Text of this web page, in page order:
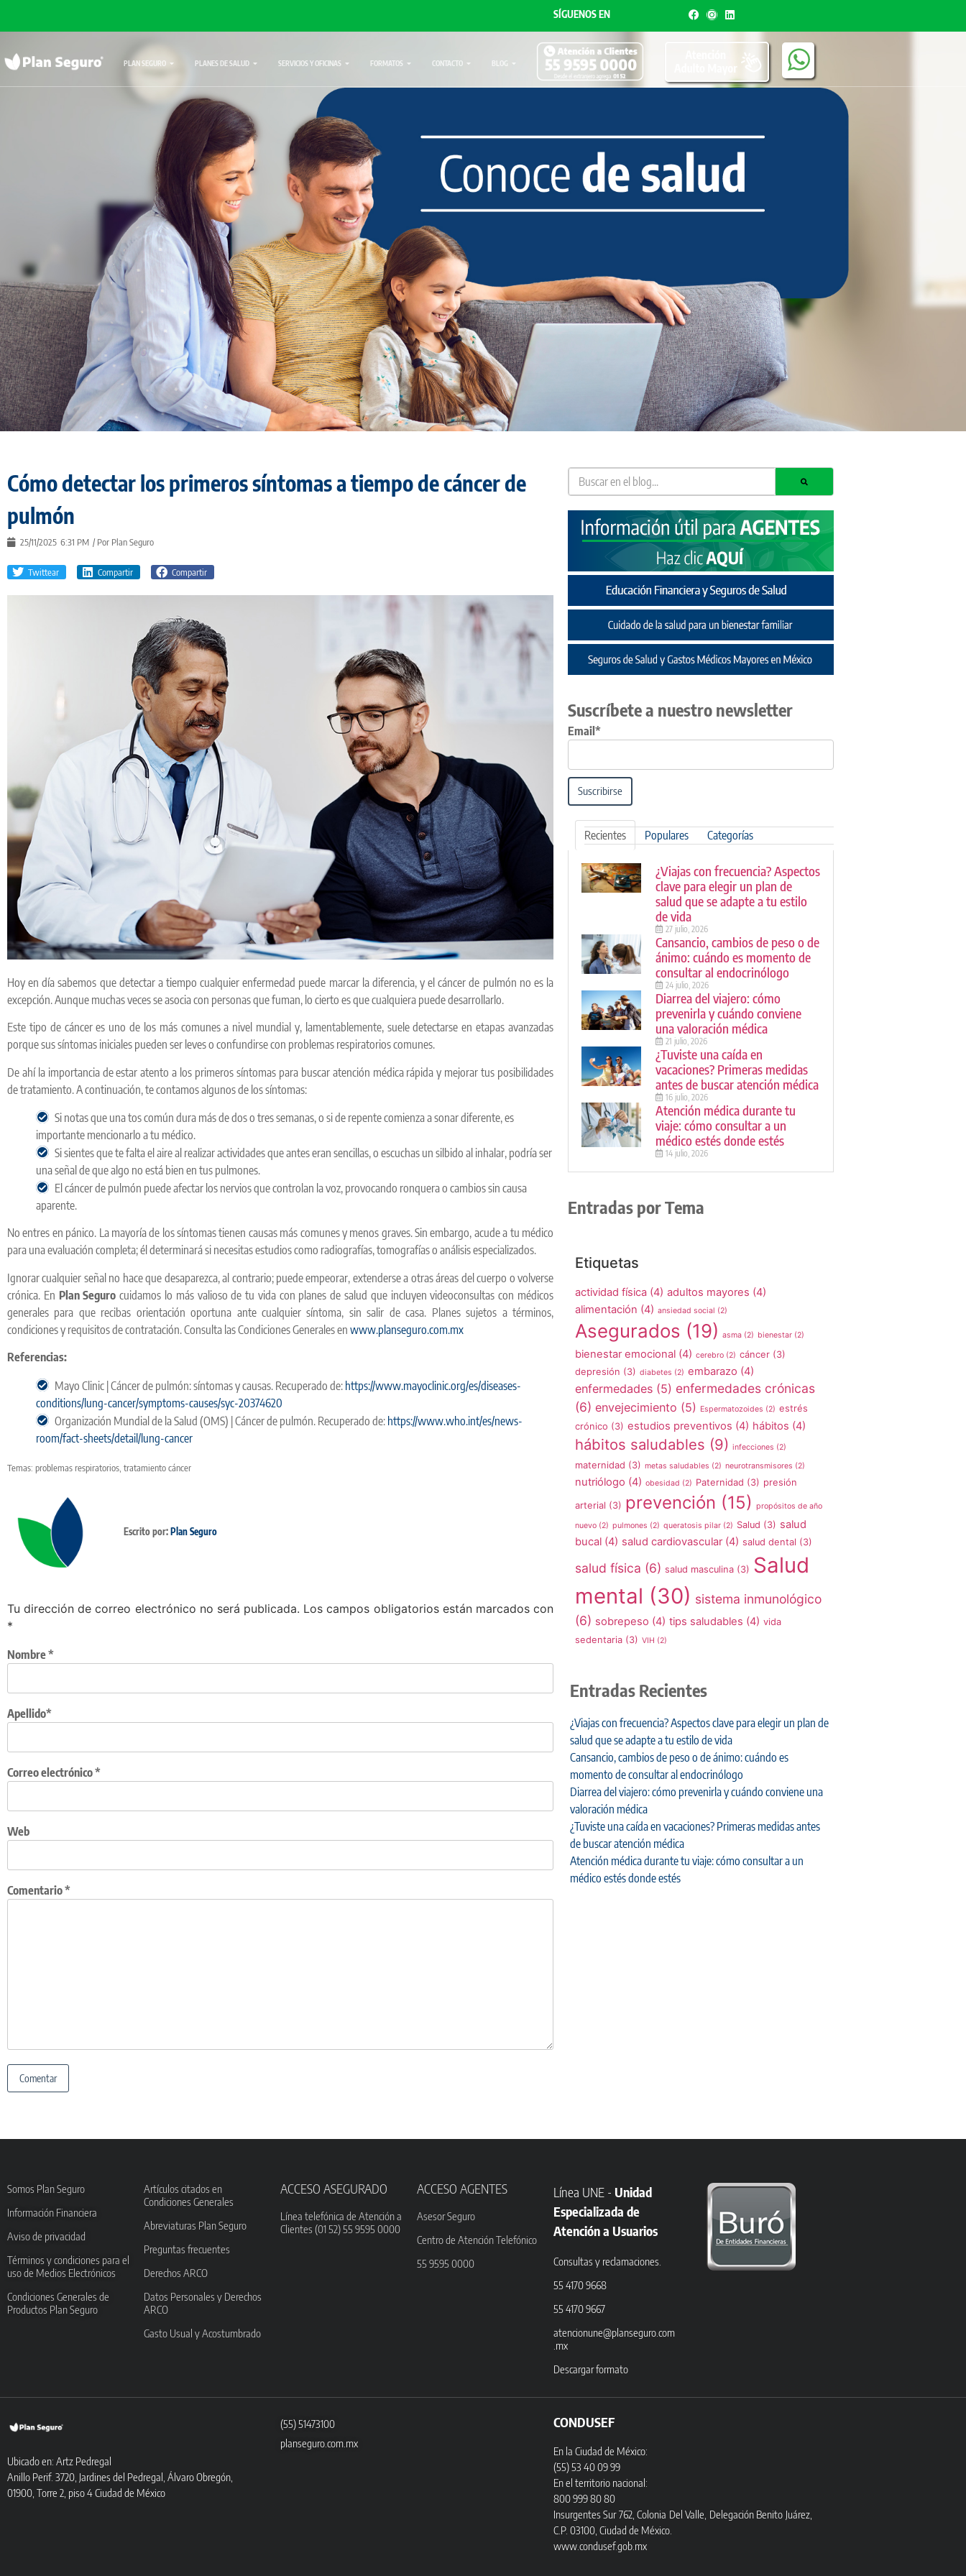
SÍGUENOS EN
PLAN SEGURO PLANES DE SALUD SERVICIOS Y OFICINAS FORMATOS CONTACTO BLOG
Cómo detectar los primeros síntomas a tiempo de cáncer de
pulmón
25/11/2025 6:31 PM / Por Plan Seguro
Twittear Compartir Compartir
Hoy en día sabemos que detectar a tiempo cualquier enfermedad puede marcar la diferencia, y el cáncer de pulmón no es la
excepción. Aunque muchas veces se asocia con personas que fuman, lo cierto es que cualquiera puede desarrollarlo.
Este tipo de cáncer es uno de los más comunes a nivel mundial y, lamentablemente, suele detectarse en etapas avanzadas
porque sus síntomas iniciales pueden ser leves o confundirse con problemas respiratorios comunes.
De ahí la importancia de estar atento a los primeros síntomas para buscar atención médica rápida y mejorar tus posibilidades
de tratamiento. A continuación, te contamos algunos de los síntomas:
Si notas que una tos común dura más de dos o tres semanas, o si de repente comienza a sonar diferente, es
importante mencionarlo a tu médico.
Si sientes que te falta el aire al realizar actividades que antes eran sencillas, o escuchas un silbido al inhalar, podría ser
una señal de que algo no está bien en tus pulmones.
El cáncer de pulmón puede afectar los nervios que controlan la voz, provocando ronquera o cambios sin causa
aparente.
No entres en pánico. La mayoría de los síntomas tienen causas más comunes y menos graves. Sin embargo, acude a tu médico
para una evaluación completa; él determinará si necesitas estudios como radiografías, tomografías o análisis especializados.
Ignorar cualquier señal no hace que desaparezca, al contrario; puede empeorar, extenderse a otras áreas del cuerpo o volverse
crónica. En Plan Seguro cuidamos lo más valioso de tu vida con planes de salud que incluyen videoconsultas con médicos
generales para que recibas orientación oportuna ante cualquier síntoma, sin salir de casa. Planes sujetos a términos,
condiciones y requisitos de contratación. Consulta las Condiciones Generales en www.planseguro.com.mx
Referencias:
Mayo Clinic | Cáncer de pulmón: síntomas y causas. Recuperado de: https://www.mayoclinic.org/es/diseases-
conditions/lung-cancer/symptoms-causes/syc-20374620
Organización Mundial de la Salud (OMS) | Cáncer de pulmón. Recuperado de: https://www.who.int/es/news-
room/fact-sheets/detail/lung-cancer
Temas: problemas respiratorios tratamiento cáncer
Escrito por: Plan Seguro
Tu dirección de correo electrónico no será publicada. Los campos obligatorios están marcados con
*
Apellido*
Nombre*
Correo electrónico*
Web
Comentario*
Suscríbete a nuestro newsletter
Email*
Suscribirse
Recientes Populares Categorías
¿Viajas con frecuencia? Aspectos
clave para elegir un plan de
salud que se adapte a tu estilo
de vida
27 julio, 2026
Cansancio, cambios de peso o de
ánimo: cuándo es momento de
consultar al endocrinólogo
24 julio, 2026
Diarrea del viajero: cómo
prevenirla y cuándo conviene
una valoración médica
21 julio, 2026
¿Tuviste una caída en
vacaciones? Primeras medidas
antes de buscar atención médica
16 julio, 2026
Atención médica durante tu
viaje: cómo consultar a un
médico estés donde estés
14 julio, 2026
Entradas por Tema
Etiquetas
actividad física(4) adultos mayores (4)
alimentación (4) ansiedad social (2)
Asegurados (19) asma(2) bienestar(2)
bienestar emocional(4) cerebro(2) cáncer(3)
depresión (3) diabetes (2) embarazo (4)
enfermedades(5) enfermedades crónicas
(6) envejecimiento (5) Espermatozoides (2) estrés
crónico (3) estudios preventivos (4) hábitos (4)
hábitos saludables (9) infecciones (2)
maternidad (3) metas saludables (2) neurotransmisores (2)
nutriólogo (4) obesidad (2) Paternidad (3) presión
arterial (3) prevención (15) propósitos de año
nuevo(2) pulmones (2) queratosis pilar(2) Salud (3) salud
bucal(4) salud cardiovascular(4) salud dental (3)
salud física (6) salud masculina(3) Salud
mental (30) sistema inmunológico
(6) sobrepeso (4) tips saludables (4) vida
sedentaria(3) VIH (2)
Entradas Recientes
¿Viajas con frecuencia? Aspectos clave para elegir un plan de
salud que se adapte a tu estilo de vida
Cansancio, cambios de peso o de ánimo: cuándo es
momento de consultar al endocrinólogo
Diarrea del viajero: cómo prevenirla y cuándo conviene una
valoración médica
¿Tuviste una caída en vacaciones? Primeras medidas antes
de buscar atención médica
Atención médica durante tu viaje: cómo consultar a un
médico estés donde estés
Somos Plan Seguro
Información Financiera
Aviso de privacidad
Términos y condiciones para el
uso de Medios Electrónicos
Condiciones Generales de
Productos Plan Seguro
Artículos citados en
Condiciones Generales
Abreviaturas Plan Seguro
Preguntas frecuentes
Derechos ARCO
Datos Personales y Derechos
ARCO
Gasto Usual y Acostumbrado
ACCESO ASEGURADO
Línea telefónica de Atención a
Clientes (01 52) 55 9595 0000
ACCESO AGENTES
Asesor Seguro
Centro de Atención Telefónico
55 9595 0000
Línea UNE - Unidad
Especializada de
Atención a Usuarios
Consultas y reclamaciones.
55 4170 9668
55 4170 9667
atencionune@planseguro.com
.mx
Descargar formato
Ubicado en: Artz Pedregal
Anillo Perif. 3720, Jardines del Pedregal, Álvaro Obregón,
01900, Torre 2, piso 4 Ciudad de México
(55) 51473100
planseguro.com.mx
CONDUSEF
En la Ciudad de México:
(55) 53 40 09 99
En el territorio nacional:
800 999 80 80
Insurgentes Sur 762, Colonia Del Valle, Delegación Benito Juárez,
C.P. 03100, Ciudad de México.
www.condusef.gob.mx